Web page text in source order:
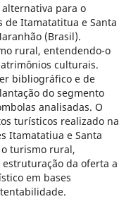
para o
de Itamatatitua e Santa
(Brasil).
rural, entendendo-o
culturais.
bibliográfico e de
do segmento
analisadas. O
turísticos realizado na
Itamatatiua e Santa
turismo rural,
da oferta a
em bases